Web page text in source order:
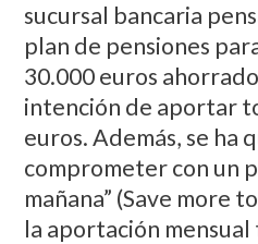
sucursal bancaria
plan de pensiones
30.000 euros
intención de aportar
euros. Además, se ha
comprometer con un
mañana” (Save more
la aportación